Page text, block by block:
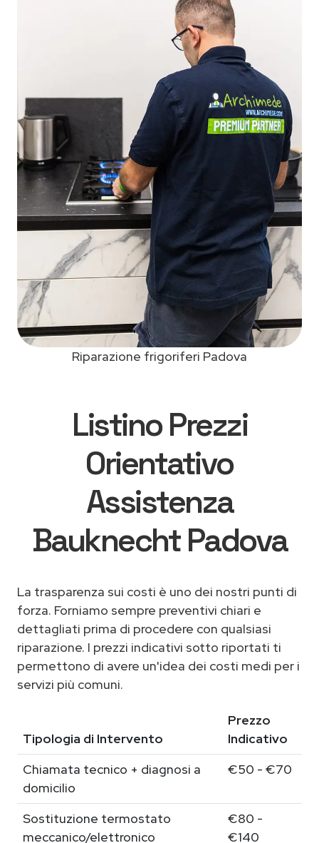
Riparazione frigoriferi Padova
Listino Prezzi
Orientativo
Assistenza
Bauknecht Padova
La trasparenza sui costi è uno dei nostri punti di
forza. Forniamo sempre preventivi chiari e
dettagliati prima di procedere con qualsiasi
riparazione. I prezzi indicativi sotto riportati ti
permettono di avere un'idea dei costi medi per i
servizi più comuni.
Tipologia di Intervento
Prezzo
Indicativo
Chiamata tecnico + diagnosi a
domicilio
€50 - €70
Sostituzione termostato
meccanico/elettronico
€80 -
€140